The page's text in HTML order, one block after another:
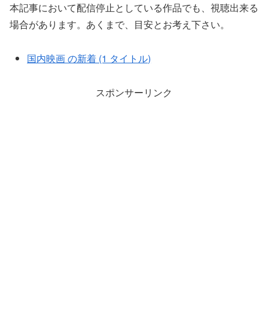
本記事において配信停止としている作品でも、視聴出来る
場合があります。あくまで、目安とお考え下さい。
国内映画 の新着 (1 タイトル)
スポンサーリンク